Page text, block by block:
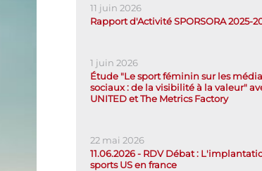
11 juin 2026
Rapport d'Activité SPORSORA 2025-
1 juin 2026
Étude "Le sport féminin sur les
sociaux : de la visibilité à la valeur"
UNITED et The Metrics Factory
22 mai 2026
11.06.2026 - RDV Débat :
sports US en france